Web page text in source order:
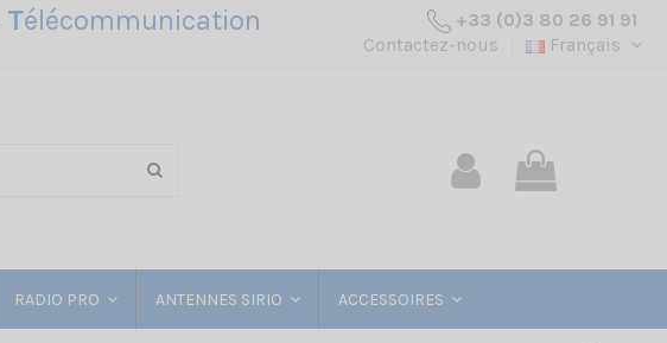
Télécommunication
+33 (0)3 80 26 91 91
Contactez-nous
Français
RADIO PRO ANTENNES SIRIO ACCESSOIRES